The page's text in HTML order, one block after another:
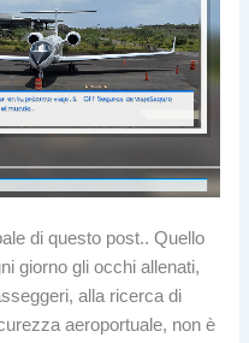
di questo post.. Quello
giorno gli occhi allenati,
alla ricerca di
aeroportuale, non è